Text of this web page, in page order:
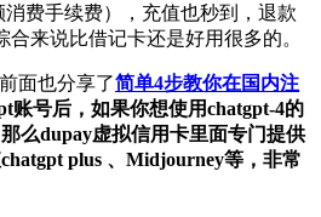
费手续费），充值也秒到，退款
来说比借记卡还是好用很多的。
面也分享了简单4步教你在国内注
账号后，如果你想使用chatgpt-4的
么dupay虚拟信用卡里面专门提供
plus 、Midjourney等，非常